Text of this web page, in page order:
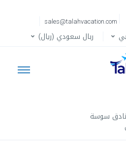
sales@talahvacation.com
ربال سعودي (ريال)
سوسة